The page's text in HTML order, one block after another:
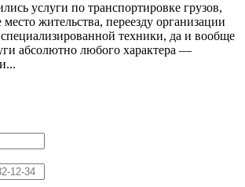
услуги по транспортировке грузов,
место жительства, переезду организации
техники, да и вообще
абсолютно любого характера —